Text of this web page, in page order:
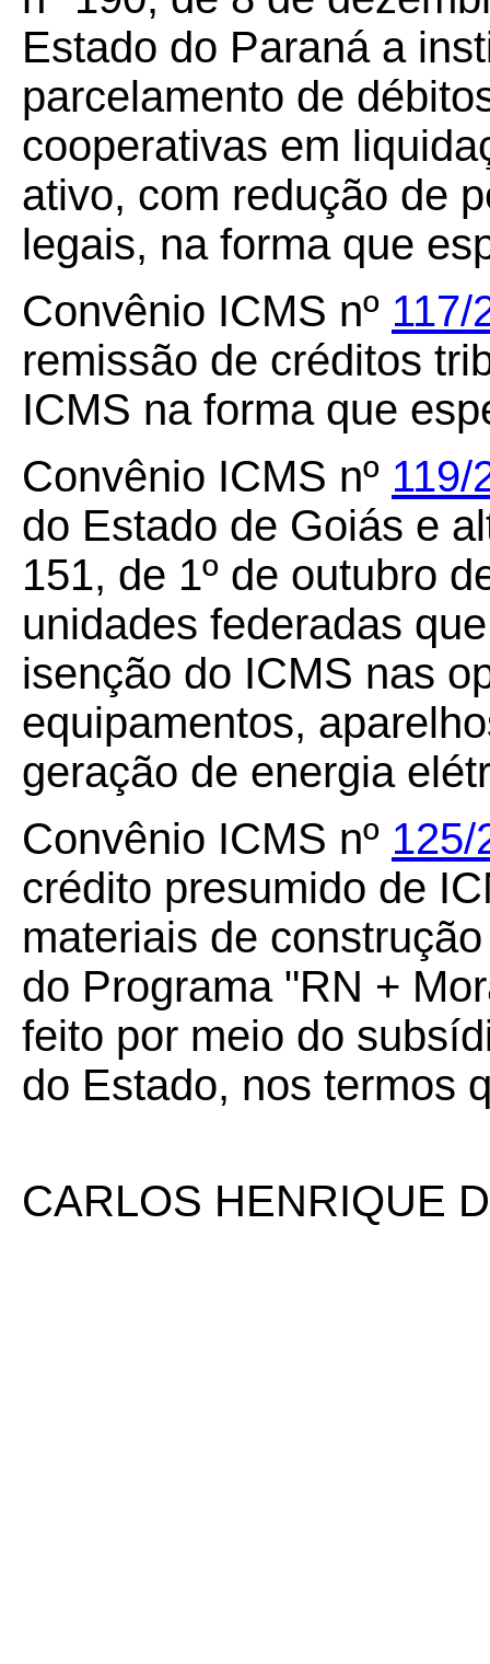
Estado do Paraná a
parcelamento de
cooperativas em
ativo, com redução de
legais, na forma que
Convênio ICMS nº 117/
remissão de créditos
ICMS na forma que
Convênio ICMS nº
do Estado de Goiás e
151, de 1º de outubro
unidades federadas
isenção do ICMS nas
equipamentos,
geração de energia
Convênio ICMS nº 125/
crédito presumido de
materiais de
do Programa "RN +
feito por meio do
do Estado, nos termos
CARLOS HENRIQUE